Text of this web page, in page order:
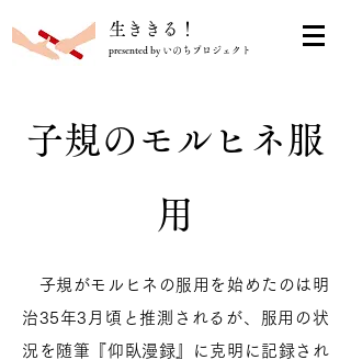
​生ききる！
presented by いのちプロジェクト
子規のモルヒネ服
用
子規がモルヒネの服用を始めたのは明
治35年3月頃と推測されるが、服用の状
況を随筆『仰臥漫録』に克明に記録され